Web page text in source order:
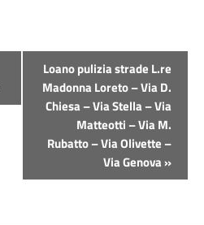
Loano pulizia strade L.re
Madonna Loreto – Via D.
Chiesa – Via Stella – Via
Matteotti – Via M.
Rubatto – Via Olivette –
Via Genova»